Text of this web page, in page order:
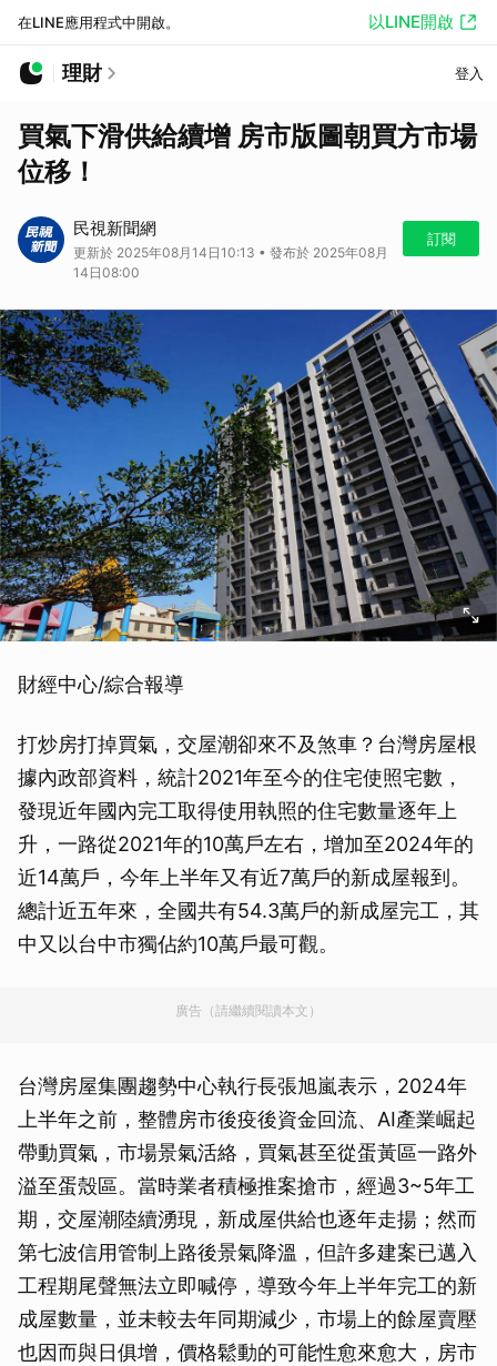
在LINE應用程式中開啟。 以LINE開啟
理財 登入
買氣下滑供給續增 房市版圖朝買方市場
位移！
民視新聞網
更新於 2025年08月14日10:13 • 發布於 2025年08月
14日08:00
訂閱
財經中心/綜合報導
打炒房打掉買氣，交屋潮卻來不及煞車？台灣房屋根
據內政部資料，統計2021年至今的住宅使照宅數，
發現近年國內完工取得使用執照的住宅數量逐年上
升，一路從2021年的10萬戶左右，增加至2024年的
近14萬戶，今年上半年又有近7萬戶的新成屋報到。
總計近五年來，全國共有54.3萬戶的新成屋完工，其
中又以台中市獨佔約10萬戶最可觀。
廣告（請繼續閱讀本文）
台灣房屋集團趨勢中心執行長張旭嵐表示，2024年
上半年之前，整體房市後疫後資金回流、AI產業崛起
帶動買氣，市場景氣活絡，買氣甚至從蛋黃區一路外
溢至蛋殼區。當時業者積極推案搶市，經過3~5年工
期，交屋潮陸續湧現，新成屋供給也逐年走揚；然而
第七波信用管制上路後景氣降溫，但許多建案已邁入
工程期尾聲無法立即喊停，導致今年上半年完工的新
成屋數量，並未較去年同期減少，市場上的餘屋賣壓
也因而與日俱增，價格鬆動的可能性愈來愈大，房市